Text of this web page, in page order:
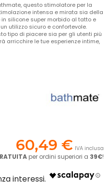
questo stimolatore per la
intensa e mirata sia della
silicone super morbido al tatto e
utilizzo sicuro e confortevole.
tipo di piacere sia per gli utenti più
arricchire le tue esperienze intime,
60,49 € IVA inclusa
per ordini superiori a 39€!